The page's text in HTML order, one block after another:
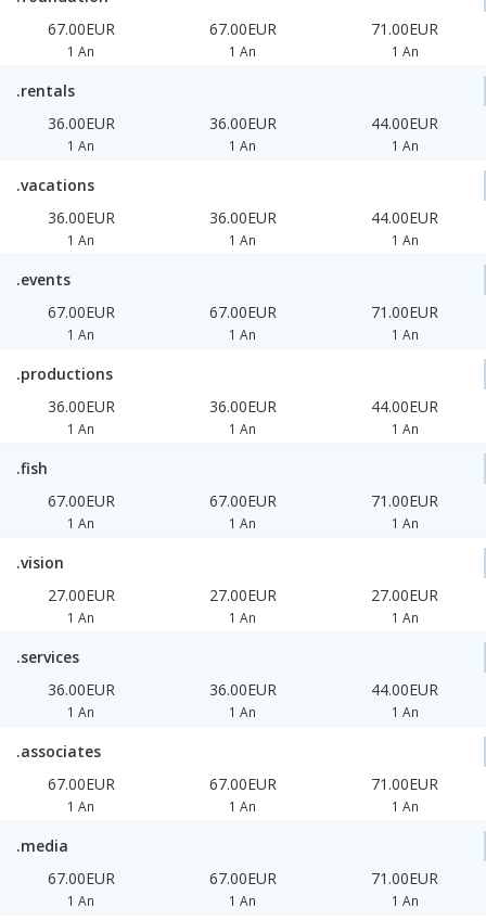
67.00EUR
1 An
67.00EUR
1 An
71.00EUR
1 An
.rentals
36.00EUR
1 An
36.00EUR
1 An
44.00EUR
1 An
.vacations
36.00EUR
1 An
36.00EUR
1 An
44.00EUR
1 An
.events
67.00EUR
1 An
67.00EUR
1 An
71.00EUR
1 An
.productions
36.00EUR
1 An
36.00EUR
1 An
44.00EUR
1 An
.fish
67.00EUR
1 An
67.00EUR
1 An
71.00EUR
1 An
.vision
27.00EUR
1 An
27.00EUR
1 An
27.00EUR
1 An
.services
36.00EUR
1 An
36.00EUR
1 An
44.00EUR
1 An
.associates
67.00EUR
1 An
67.00EUR
1 An
71.00EUR
1 An
.media
67.00EUR
1 An
67.00EUR
1 An
71.00EUR
1 An